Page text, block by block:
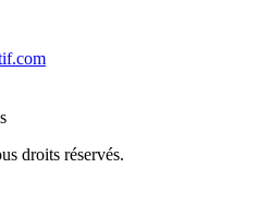
droits réservés.